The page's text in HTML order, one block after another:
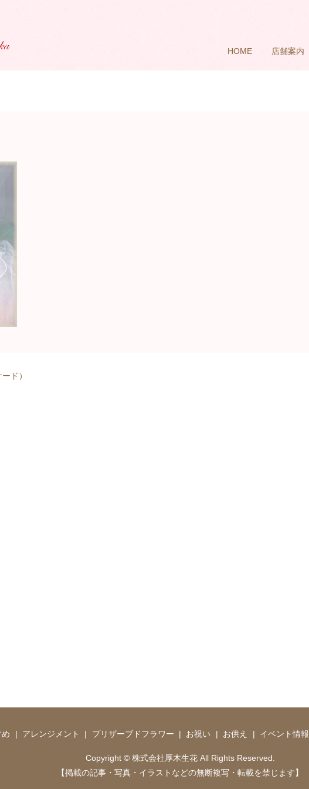
HOME 店舗案内
ド）
アレンジメント プリザーブドフラワー お祝い お供え イベント情報
Copyright © 株式会社厚木生花 All Rights Reserved.
【掲載の記事・写真・イラストなどの無断複写・転載を禁じます】